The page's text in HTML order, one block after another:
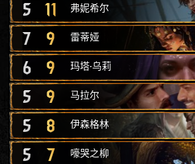
5 11 弗妮希尔
7 9 雷蒂娅
6 9 玛塔·乌莉
5 9 马拉尔
5 8 伊森格林
5 7 嚎哭之柳